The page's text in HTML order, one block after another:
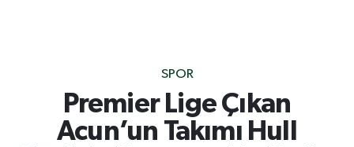
SPOR
Premier Lige Çıkan
Acun’un Takımı Hull